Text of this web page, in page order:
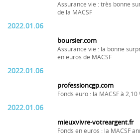
Assurance vie : très bonne
de la MACSF
2022.01.06
boursier.com
Assurance vie : la bonne
en euros de MACSF
2022.01.06
professioncgp.com
Fonds euro : la MACSF à 2,10
2022.01.06
mieuxvivre-votreargent.fr
Fonds en euros : la MACSF